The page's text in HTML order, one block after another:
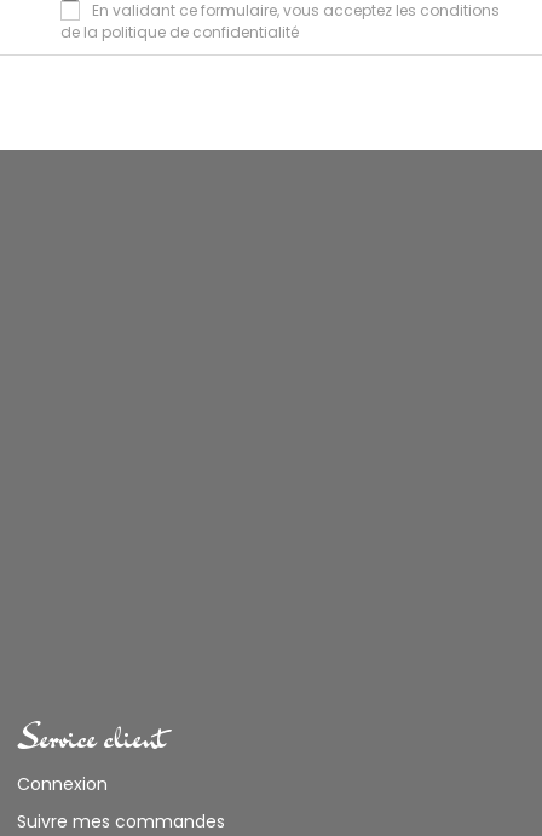
En validant ce formulaire, vous acceptez les conditions
de la politique de confidentialité
Service client
Connexion
Suivre mes commandes